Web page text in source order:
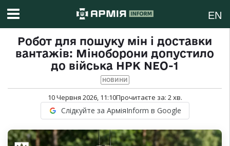
EN
Робот для пошуку мін і доставки
вантажів: Міноборони допустило
до війська НРК NEO-1
НОВИНИ
10 Червня 2026, 11:10Прочитаєте за: 2хв.
Слідкуйте за АрміяInform в Google